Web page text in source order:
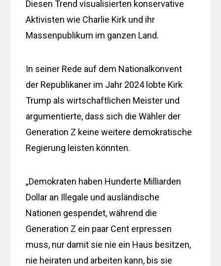
Diesen Trend visualisierten konservative
Aktivisten wie Charlie Kirk und ihr
Massenpublikum im ganzen Land.
In seiner Rede auf dem Nationalkonvent
der Republikaner im Jahr 2024 lobte Kirk
Trump als wirtschaftlichen Meister und
argumentierte, dass sich die Wähler der
Generation Z keine weitere demokratische
Regierung leisten könnten.
„Demokraten haben Hunderte Milliarden
Dollar an Illegale und ausländische
Nationen gespendet, während die
Generation Z ein paar Cent erpressen
muss, nur damit sie nie ein Haus besitzen,
nie heiraten und arbeiten kann, bis sie